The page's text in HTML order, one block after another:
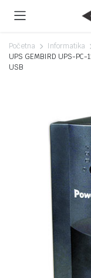
Početna Informatika
UPS GEMBIRD UPS-PC-
USB